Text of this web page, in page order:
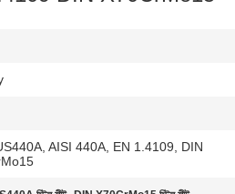
AISI 440A, EN 1.4109, DIN